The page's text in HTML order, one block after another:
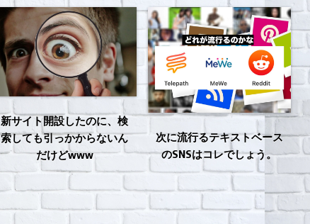
新サイト開設したのに、検
索しても引っかからないん
だけどwww
次に流行るテキストベース
のSNSはコレでしょう。